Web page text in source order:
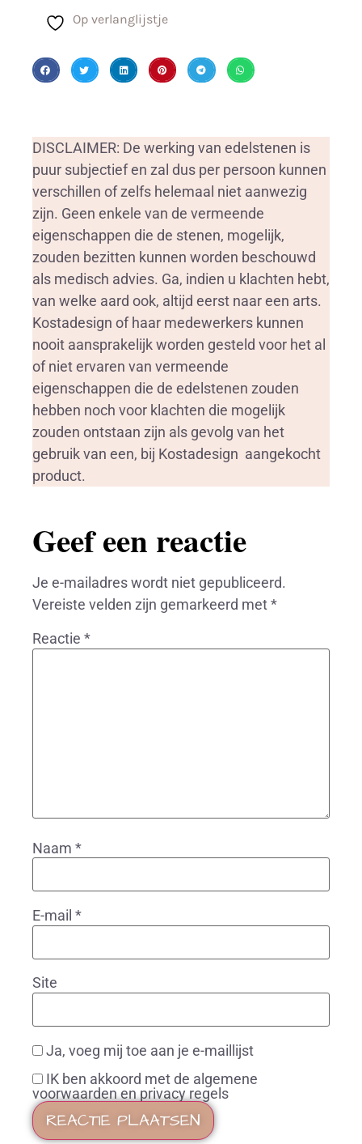
Op verlanglijstje
DISCLAIMER: De werking van edelstenen is
puur subjectief en zal dus per persoon kunnen
verschillen of zelfs helemaal niet aanwezig
zijn. Geen enkele van de vermeende
eigenschappen die de stenen, mogelijk,
zouden bezitten kunnen worden beschouwd
als medisch advies. Ga, indien u klachten hebt,
van welke aard ook, altijd eerst naar een arts.
Kostadesign of haar medewerkers kunnen
nooit aansprakelijk worden gesteld voor het al
of niet ervaren van vermeende
eigenschappen die de edelstenen zouden
hebben noch voor klachten die mogelijk
zouden ontstaan zijn als gevolg van het
gebruik van een, bij Kostadesign aangekocht
product.
Geef een reactie
Je e-mailadres wordt niet gepubliceerd.
Vereiste velden zijn gemarkeerd met*
Reactie *
Naam *
E-mail *
Site
Ja, voeg mij toe aan je e-maillijst
IK ben akkoord met de algemene
voorwaarden en privacy regels